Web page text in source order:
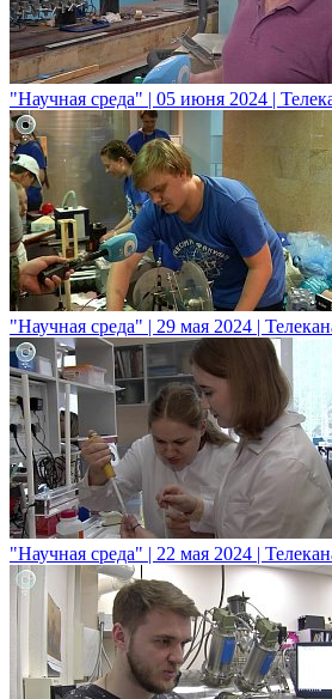
"Научная среда" | 05 июня 2024 |
"Научная среда" | 29 мая 2024 |
"Научная среда" | 22 мая 2024 |